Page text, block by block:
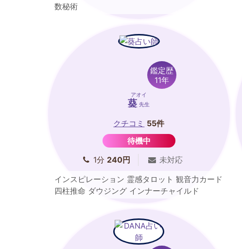
数秘術
鑑定歴
11年
アオイ
葵 先生
クチコミ 55件
待機中
1分 240円
未対応
インスピレーション 霊感タロット 観音力カード
四柱推命 ダウジング インナーチャイルド